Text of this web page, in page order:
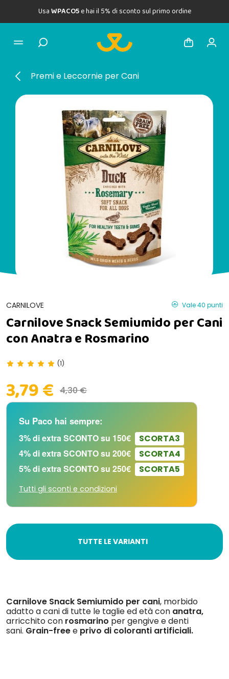
UsaWPACO5e hai il 5% di sconto sul primo ordine
Premi e Leccornie per Cani
CARNILOVE Vale 40 punti
Carnilove Snack Semiumido per Cani
con Anatra e Rosmarino
(1)
3,79 € 4,30 €
Su Paco hai sempre:
3% di extra SCONTO su 150€
SCORTA3
4% di extra SCONTO su 200€
SCORTA4
5% di extra SCONTO su 250€
SCORTA5
Tutti gli sconti e condizioni
TUTTE LE VARIANTI
Carnilove Snack Semiumido per cani, morbido
adatto a cani di tutte le taglie ed età con anatra,
arricchito con rosmarino per gengive e denti
sani. Grain-freee privo di coloranti artificiali.